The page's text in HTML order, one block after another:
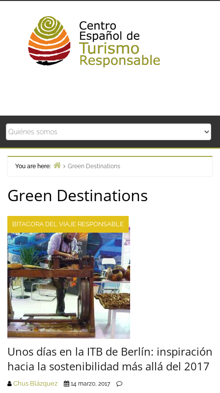
You are here:
Green Destinations
Green Destinations
BITACORA DEL VIAJE RESPONSABLE
Unos días en la ITB de Berlín: inspiración
hacia la sostenibilidad más allá del 2017
Chus Blázquez 14 marzo, 2017